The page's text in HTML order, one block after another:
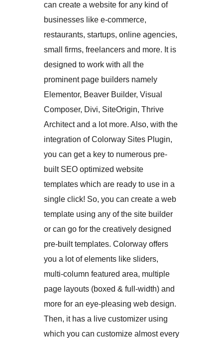
can create a website for any kind of
businesses like e-commerce,
restaurants, startups, online agencies,
small firms, freelancers and more. It is
designed to work with all the
prominent page builders namely
Elementor, Beaver Builder, Visual
Composer, Divi, SiteOrigin, Thrive
Architect and a lot more. Also, with the
integration of Colorway Sites Plugin,
you can get a key to numerous pre-
built SEO optimized website
templates which are ready to use in a
single click! So, you can create a web
template using any of the site builder
or can go for the creatively designed
pre-built templates. Colorway offers
you a lot of elements like sliders,
multi-column featured area, multiple
page layouts (boxed & full-width) and
more for an eye-pleasing web design.
Then, it has a live customizer using
which you can customize almost every